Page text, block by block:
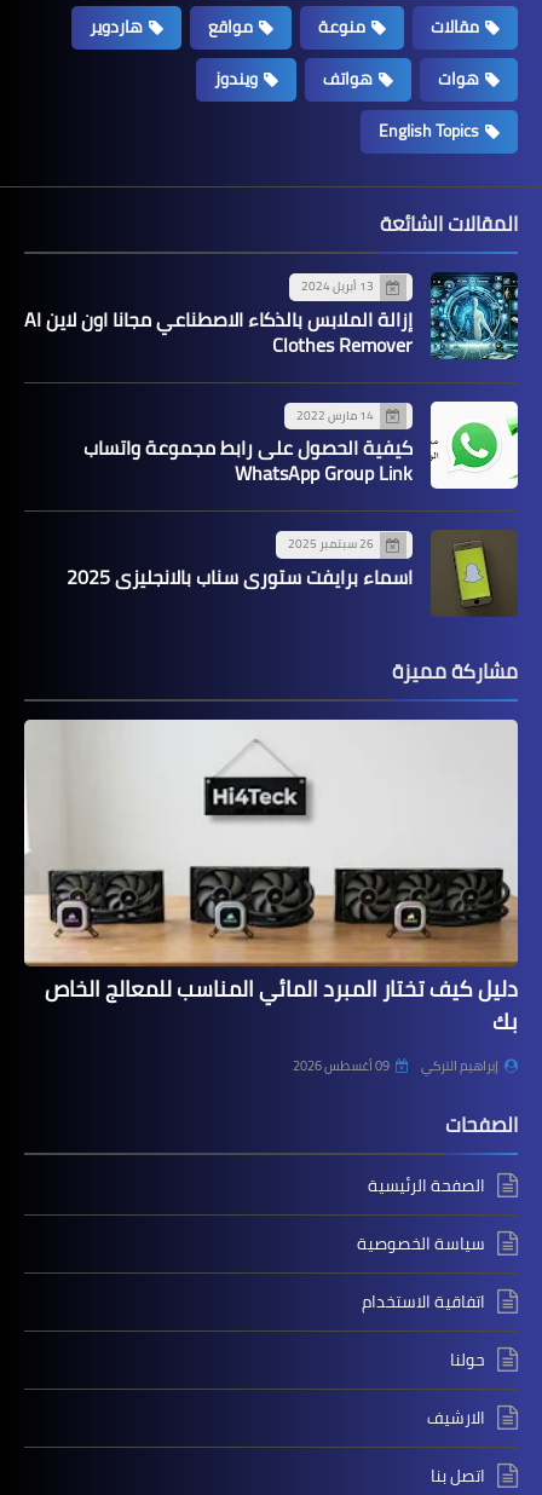
مقالات
منوعة مواقع
هاردوير
هوات
هواتف
ويندوز
English Topics
المقالات الشائعة
13 أبريل 2024
إزالة الملابس بالذكاء الاصطناعي مجانا اون لاين AI
Clothes Remover
14 مارس 2022
كيفية الحصول على رابط مجموعة واتساب
WhatsApp Group Link
26 سبتمبر 2025
اسماء برايفت ستوري سناب بالانجليزي 2025
مشاركة مميزة
دليل كيف تختار المبرد المائي المناسب للمعالج الخاص
بك
إبراهيم التركي 09 أغسطس 2026
الصفحات
الصفحة الرئيسية
سياسة الخصوصية
اتفاقية الاستخدام
حولنا
الارشيف
اتصل بنا